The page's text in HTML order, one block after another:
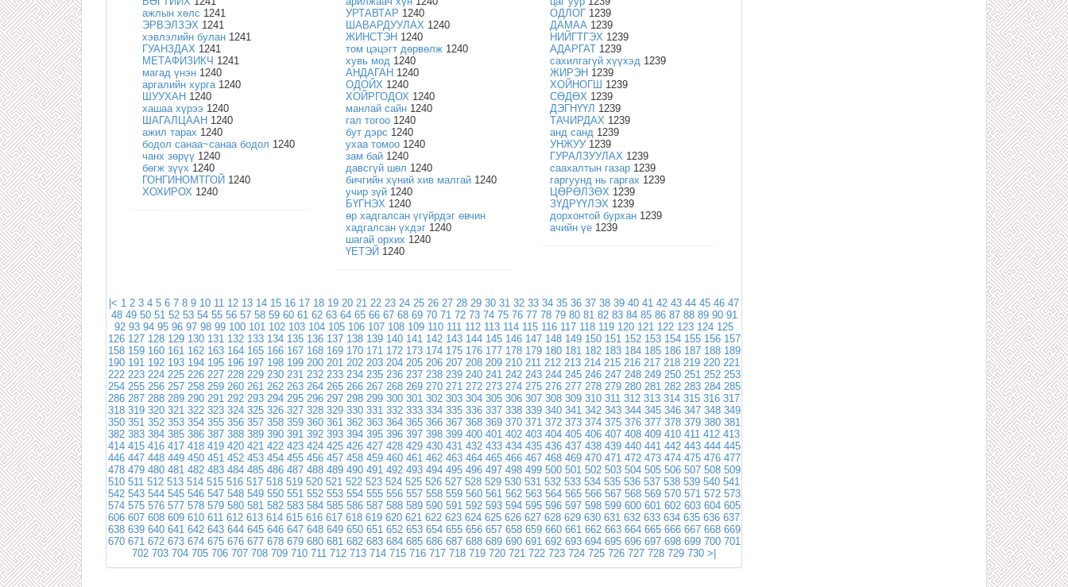
ажлын хөлс 1241
ЭРВЭЛЗЭХ 1241
хэвлэлийн булан 1241
ГУАНЗДАХ 1241
МЕТАФИЗИКЧ 1241
магад үнэн 1240
аргалийн хурга1240
ШУУХАН 1240
хашаа хүрээ 1240
ШАГАЛЦААН 1240
ажил тарах 1240
бодол санаа~санаа бодол 1240
чанх зөрүү 1240
бөгж зүүх 1240
ГОНГИНОМТГОЙ 1240
ХОХИРОХ 1240
УРТАВТАР 1240
ШАВАРДУУЛАХ 1240
ЖИНСТЭН 1240
том цэцэгт дөрвөлж 1240
хувь мод 1240
АНДАГАН 1240
ОДОЙХ 1240
ХОЙРГОДОХ 1240
манлай сайн 1240
гал тогоо 1240
бут дэрс 1240
ухаа томоо 1240
зам бай 1240
давсгүй шөл 1240
бичгийн хүний хив малгай 1240
учир зүй 1240
БҮГНЭХ 1240
өр хадгалсан үгүйрдэг өвчин
хадгалсан үхдэг 1240
шагай орхих 1240
ҮЕТЭЙ 1240
ОДЛОГ1239
ДАМАА1239
НИЙГТГЭХ 1239
АДАРГАТ1239
сахилгагүй хүүхэд1239
ЖИРЭН 1239
ХОЙНОГШ 1239
СӨДӨХ 1239
ДЭГНҮҮЛ 1239
ТАЧИРДАХ 1239
анд санд1239
УНЖУУ1239
ГУРАЛЗУУЛАХ 1239
саахалтын газар1239
гаргуунд нь гаргах 1239
ЦӨРӨЛЗӨХ 1239
ЗҮДРҮҮЛЭХ 1239
дорхонтой бурхан1239
ачийн үе1239
|< 1 2 3 4 5 6 7 8 9 10 11 12 13 14 15 16 17 18 19 20 21 22 23 24 25 26 27 28 29 30 31 32 33 34 35 36 37 38 39 40 41 42 43 44 45 46 47
48 49 50 51 52 53 54 55 56 57 58 59 60 61 62 63 64 65 66 67 68 69 70 71 72 73 74 75 76 77 78 79 80 81 82 83 84 85 86 87 88 89 90 91
92 93 94 95 96 97 98 99 100 101 102 103 104 105 106 107 108 109 110 111 112 113 114 115 116 117 118 119 120 121 122 123 124 125
126 127 128 129 130 131 132 133 134 135 136 137 138 139 140 141 142 143 144 145 146 147 148 149 150 151 152 153 154 155 156 157
158 159 160 161 162 163 164 165 166 167 168 169 170 171 172 173 174 175 176 177 178 179 180 181 182 183 184 185 186 187 188 189
190 191 192 193 194 195 196 197 198 199 200 201 202 203 204 205 206 207 208 209 210 211 212 213 214 215 216 217 218 219 220 221
222 223 224 225 226 227 228 229 230 231 232 233 234 235 236 237 238 239 240 241 242 243 244 245 246 247 248 249 250 251 252 253
254 255 256 257 258 259 260 261 262 263 264 265 266 267 268 269 270 271 272 273 274 275 276 277 278 279 280 281 282 283 284 285
286 287 288 289 290 291 292 293 294 295 296 297 298 299 300 301 302 303 304 305 306 307 308 309 310 311 312 313 314 315 316 317
318 319 320 321 322 323 324 325 326 327 328 329 330 331 332 333 334 335 336 337 338 339 340 341 342 343 344 345 346 347 348 349
350 351 352 353 354 355 356 357 358 359 360 361 362 363 364 365 366 367 368 369 370 371 372 373 374 375 376 377 378 379 380 381
382 383 384 385 386 387 388 389 390 391 392 393 394 395 396 397 398 399 400 401 402 403 404 405 406 407 408 409 410 411 412 413
414 415 416 417 418 419 420 421 422 423 424 425 426 427 428 429 430 431 432 433 434 435 436 437 438 439 440 441 442 443 444 445
446 447 448 449 450 451 452 453 454 455 456 457 458 459 460 461 462 463 464 465 466 467 468 469 470 471 472 473 474 475 476 477
478 479 480 481 482 483 484 485 486 487 488 489 490 491 492 493 494 495 496 497 498 499 500 501 502 503 504 505 506 507 508 509
510 511 512 513 514 515 516 517 518 519 520 521 522 523 524 525 526 527 528 529 530 531 532 533 534 535 536 537 538 539 540 541
542 543 544 545 546 547 548 549 550 551 552 553 554 555 556 557 558 559 560 561 562 563 564 565 566 567 568 569 570 571 572 573
574 575 576 577 578 579 580 581 582 583 584 585 586 587 588 589 590 591 592 593 594 595 596 597 598 599 600 601 602 603 604 605
606 607 608 609 610 611 612 613 614 615 616 617 618 619 620 621 622 623 624 625 626 627 628 629 630 631 632 633 634 635 636 637
638 639 640 641 642 643 644 645 646 647 648 649 650 651 652 653 654 655 656 657 658 659 660 661 662 663 664 665 666 667 668 669
670 671 672 673 674 675 676 677 678 679 680 681 682 683 684 685 686 687 688 689 690 691 692 693 694 695 696 697 698 699 700 701
702 703 704 705 706 707 708 709 710 711 712 713 714 715 716 717 718 719 720 721 722 723 724 725 726 727 728 729 730 >|